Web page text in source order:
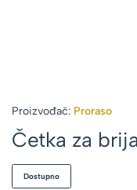
Proizvođač: Proraso
Četka za
Dostupno